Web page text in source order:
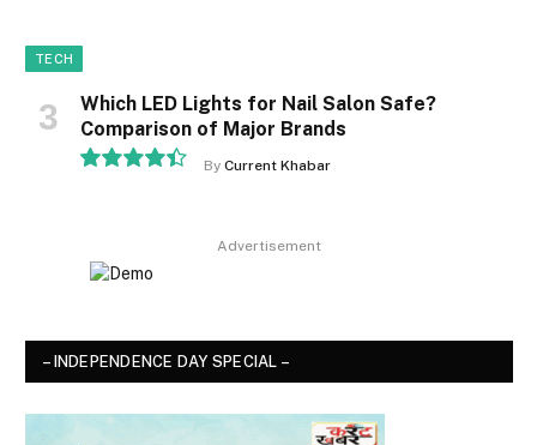
TECH
Which LED Lights for Nail Salon Safe?
Comparison of Major Brands
By Current Khabar
Advertisement
– INDEPENDENCE DAY SPECIAL –